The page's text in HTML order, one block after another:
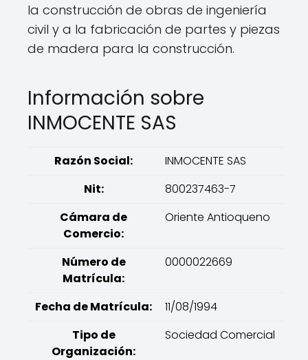
la construcción de obras de ingeniería
civil y a la fabricación de partes y piezas
de madera para la construcción.
Información sobre
INMOCENTE SAS
Razón Social:
INMOCENTE SAS
Nit:
800237463-7
Cámara de
Comercio:
Oriente Antioqueno
Número de
Matrícula:
0000022669
Fecha de Matrícula:
11/08/1994
Tipo de
Organización:
Sociedad Comercial